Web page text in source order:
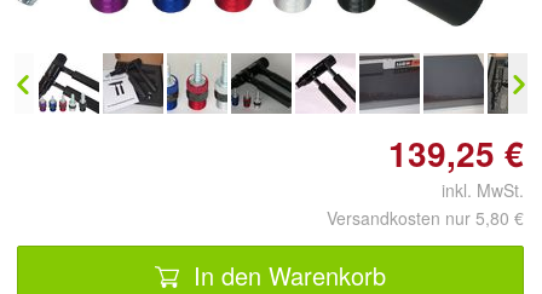
139,25 €
inkl. MwSt.
Versandkosten nur 5,80 €
In den Warenkorb